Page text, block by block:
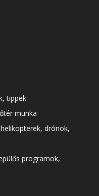
tippek
munka
drónok,
programok,